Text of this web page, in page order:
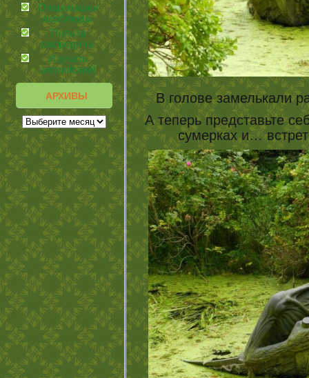
Очаровашки
верблюды
Польза
смородины
Изучать
английский!
АРХИВЫ
В голове замелькали
А теперь представьте
сумерках и…